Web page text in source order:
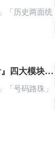
「历史两面统
四大模块图
「号码路珠」